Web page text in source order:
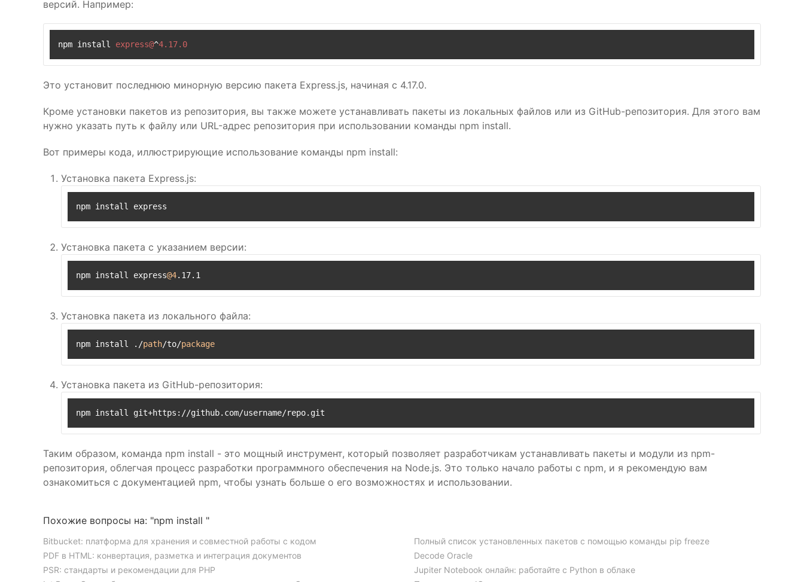
версий. Например:
npm install express@^4.17.0
Это установит последнюю минорную версию пакета Express.js, начиная с 4.17.0.
Кроме установки пакетов из репозитория, вы также можете устанавливать пакеты из локальных файлов или из GitHub-репозитория. Для этого вам
нужно указать путь к файлу или URL-адрес репозитория при использовании команды npm install.
Вот примеры кода, иллюстрирующие использование команды npm install:
Установка пакета Express.js:
npm install express
Установка пакета с указанием версии:
npm install express@4.17.1
Установка пакета из локального файла:
npm install ./path/to/package
Установка пакета из GitHub-репозитория:
npm install git+https://github.com/username/repo.git
Таким образом, команда npm install - это мощный инструмент, который позволяет разработчикам устанавливать пакеты и модули из npm-
репозитория, облегчая процесс разработки программного обеспечения на Node.js. Это только начало работы с npm, и я рекомендую вам
ознакомиться с документацией npm, чтобы узнать больше о его возможностях и использовании.
Похожие вопросы на: "npm install "
Bitbucket: платформа для хранения и совместной работы с кодом
PDF в HTML: конвертация, разметка и интеграция документов
PSR: стандарты и рекомендации для PHP
Полный список установленных пакетов с помощью команды pip freeze
Decode Oracle
Jupiter Notebook онлайн: работайте с Python в облаке